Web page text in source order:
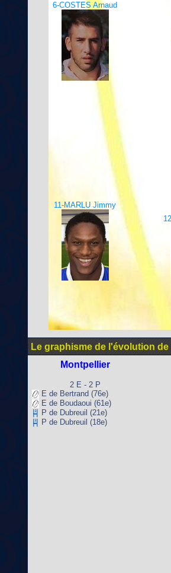
6-COSTES Arnaud
11-MARLU Jimmy
Le graphisme de l'évolution
Montpellier
2 E - 2 P
E de Bertrand (76e)
E de Boudaoui (61e)
P de Dubreuil (21e)
P de Dubreuil (18e)